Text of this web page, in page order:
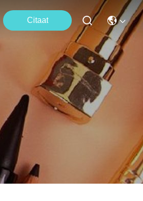
Citaat